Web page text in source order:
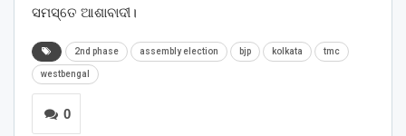
ସମସ୍ତେ ଆଶାବାଦୀ।
2nd phase assembly election bjp kolkata tmc
westbengal
0